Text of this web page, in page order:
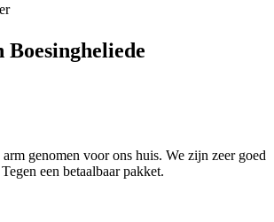
genomen voor ons huis. We zijn zeer goed
een betaalbaar pakket.